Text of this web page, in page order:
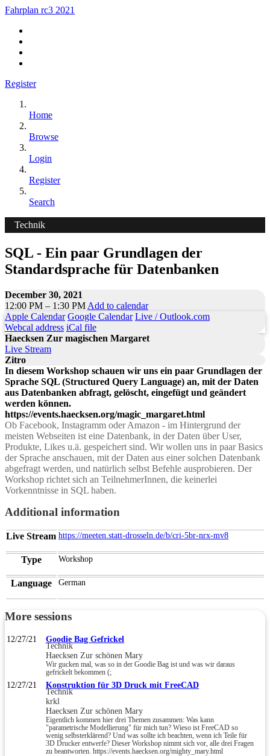
Fahrplan rc3 2021
Register
Home
Browse
Login
Register
Search
Technik
SQL - Ein paar Grundlagen der
Standardsprache für Datenbanken
December 30, 2021
12:00 PM – 1:30 PM Add to calendar
Apple Calendar Google Calendar Live / Outlook.com
Webcal address iCal file
Haecksen Zur magischen Margaret
Live Stream
Zitro
In diesem Workshop schauen wir uns ein paar Grundlagen der
Sprache SQL (Structured Query Language) an, mit der Daten
aus Datenbanken abfragt, gelöscht, eingefügt und geändert
werden können.
https://events.haecksen.org/magic_margaret.html
Ob Facebook, Instagramm oder Amazon - im Hintergrund der
meisten Webseiten ist eine Datenbank, in der Daten über User,
Produkte, Likes u.ä. gespeichert sind. Wir wollen uns in paar Basics
der Sprache anschauen, mit der Daten aus einer solchen Datenbank
abgefragt werden, und natürlich selbst Befehle ausprobieren. Der
Workshop richtet sich an TeilnehmerInnen, die keinerlei
Vorkenntnisse in SQL haben.
Additional information
Live Stream https://meeten.statt-drosseln.de/b/cri-5br-nrx-mv8
Type Workshop
Language German
More sessions
12/27/21 Goodie Bag Gefrickel
Technik
Haecksen Zur schönen Mary
Wir gucken mal, was so in der Goodie Bag ist und was wir daraus
gefrickelt bekommen (;
12/27/21 Konstruktion für 3D Druck mit FreeCAD
Technik
krkl
Haecksen Zur schönen Mary
Eigentlich kommen hier drei Themen zusammen: Was kann
"parametrische Modellierung" für mich tun? Wieso ist FreeCAD so
wenig selbsterklärend? Und was sollte ich beachten, wenn ich Teile für
3D Drucker entwerfe? Dieser Workshop nimmt sich vor, alle drei Fragen
zu beantworten. https://events.haecksen.org/mighty_mary.html